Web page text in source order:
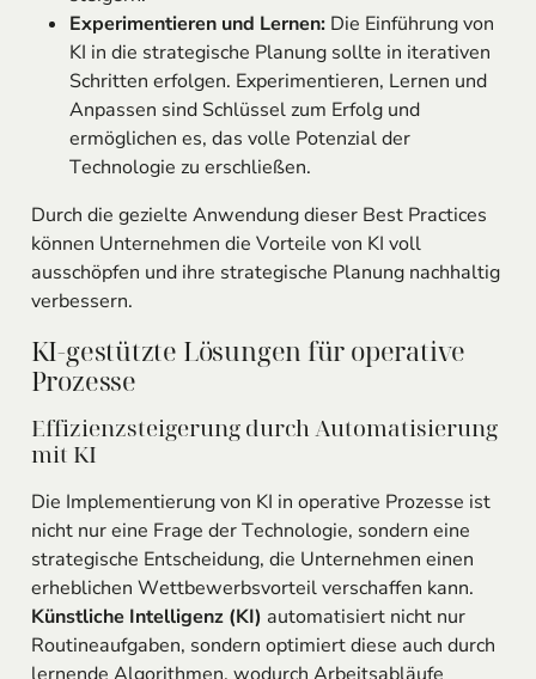
Experimentieren und Lernen:Die Einführung von
KI in die strategische Planung sollte in iterativen
Schritten erfolgen. Experimentieren, Lernen und
Anpassen sind Schlüssel zum Erfolg und
ermöglichen es, das volle Potenzial der
Technologie zu erschließen.
Durch die gezielte Anwendung dieser Best Practices
können Unternehmen die Vorteile von KI voll
ausschöpfen und ihre strategische Planung nachhaltig
verbessern.
KI-gestützte Lösungen für operative
Prozesse
Effizienzsteigerung durch Automatisierung
mit KI
Die Implementierung von KI in operative Prozesse ist
nicht nur eine Frage der Technologie, sondern eine
strategische Entscheidung, die Unternehmen einen
erheblichen Wettbewerbsvorteil verschaffen kann.
Künstliche Intelligenz (KI) automatisiert nicht nur
Routineaufgaben, sondern optimiert diese auch durch
lernende Algorithmen, wodurch Arbeitsabläufe